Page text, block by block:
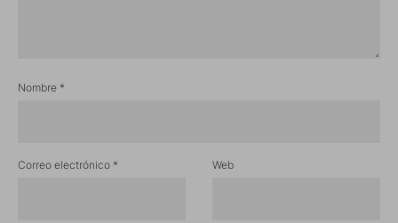
Nombre *
Correo electrónico * Web